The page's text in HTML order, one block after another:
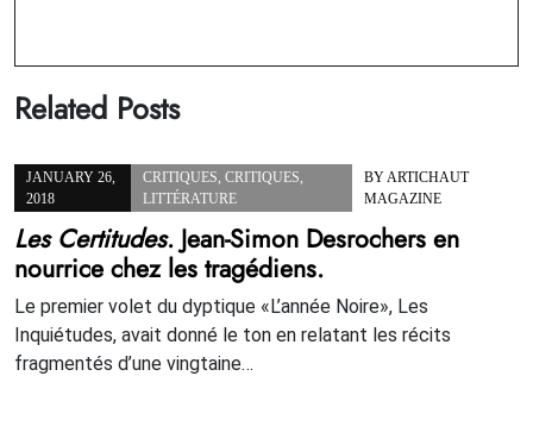
Related Posts
JANUARY 26,
2018
CRITIQUES ,CRITIQUES
LITTÉRATURE
BY ARTICHAUT
MAGAZINE
Les Certitudes. Jean-Simon Desrochers en
nourrice chez les tragédiens.
Le premier volet du dyptique «L’année Noire», Les
Inquiétudes, avait donné le ton en relatant les récits
fragmentés d’une vingtaine…